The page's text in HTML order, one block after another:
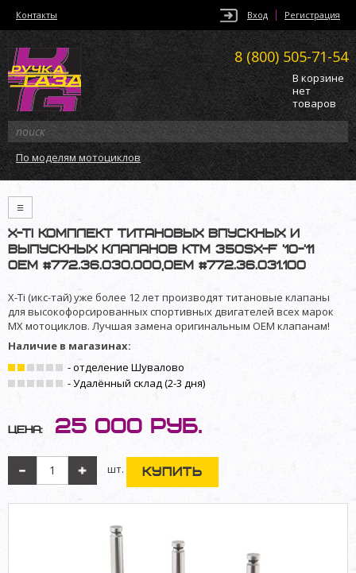
Вход Регистрация
Контакты
8 (800) 505-71-54
В корзине
нет
товаров
По моделям мотоциклов
≡
X-TI комплект титановых впускных и
выпускных клапанов KTM 350SX-F '10-'11
OEM #772.36.030.000,OEM #772.36.031.100
X-Ti (икс-тай) уже более 12 лет производят титановые клапаны
для высокофорсированных спортивных двигателей всех марок
MX мотоциклов. Лучшая замена оригинальным OEM клапанам!
Наличие в магазинах:
- отделение Шувалово
- Удалённый склад (2-3 дня)
Цена: 25 000 руб.
шт.